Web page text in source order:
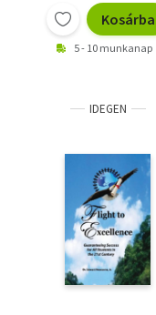
Kosárba
5 - 10 munkanap
IDEGEN